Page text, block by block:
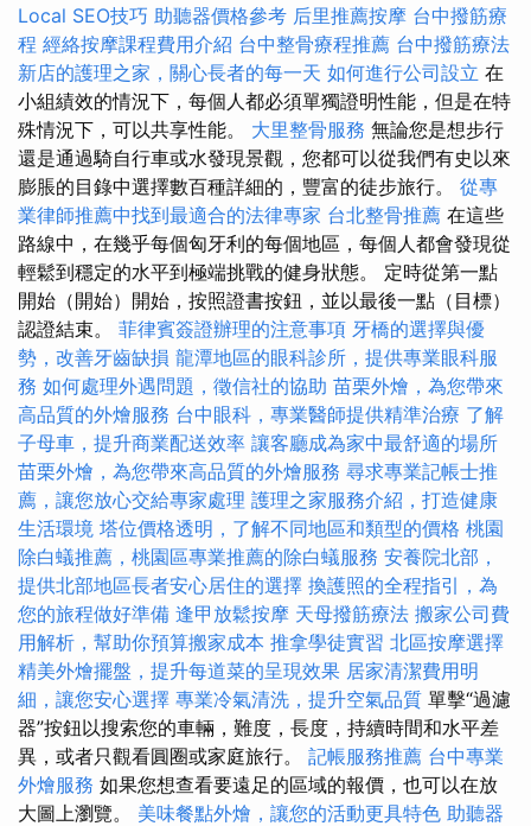
Local SEO技巧 助聽器價格參考 后里推薦按摩 台中撥筋療
程 經絡按摩課程費用介紹 台中整骨療程推薦 台中撥筋療法
新店的護理之家，關心長者的每一天 如何進行公司設立 在
小組績效的情況下，每個人都必須單獨證明性能，但是在特
殊情況下，可以共享性能。 大里整骨服務 無論您是想步行
還是通過騎自行車或水發現景觀，您都可以從我們有史以來
膨脹的目錄中選擇數百種詳細的，豐富的徒步旅行。 從專
業律師推薦中找到最適合的法律專家 台北整骨推薦 在這些
路線中，在幾乎每個匈牙利的每個地區，每個人都會發現從
輕鬆到穩定的水平到極端挑戰的健身狀態。 定時從第一點
開始（開始）開始，按照證書按鈕，並以最後一點（目標）
認證結束。 菲律賓簽證辦理的注意事項 牙橋的選擇與優
勢，改善牙齒缺損 龍潭地區的眼科診所，提供專業眼科服
務 如何處理外遇問題，徵信社的協助 苗栗外燴，為您帶來
高品質的外燴服務 台中眼科，專業醫師提供精準治療 了解
子母車，提升商業配送效率 讓客廳成為家中最舒適的場所
苗栗外燴，為您帶來高品質的外燴服務 尋求專業記帳士推
薦，讓您放心交給專家處理 護理之家服務介紹，打造健康
生活環境 塔位價格透明，了解不同地區和類型的價格 桃園
除白蟻推薦，桃園區專業推薦的除白蟻服務 安養院北部，
提供北部地區長者安心居住的選擇 換護照的全程指引，為
您的旅程做好準備 逢甲放鬆按摩 天母撥筋療法 搬家公司費
用解析，幫助你預算搬家成本 推拿學徒實習 北區按摩選擇
精美外燴擺盤，提升每道菜的呈現效果 居家清潔費用明
細，讓您安心選擇 專業冷氣清洗，提升空氣品質 單擊“過濾
器”按鈕以搜索您的車輛，難度，長度，持續時間和水平差
異，或者只觀看圓圈或家庭旅行。 記帳服務推薦 台中專業
外燴服務 如果您想查看要遠足的區域的報價，也可以在放
大圖上瀏覽。 美味餐點外燴，讓您的活動更具特色 助聽器